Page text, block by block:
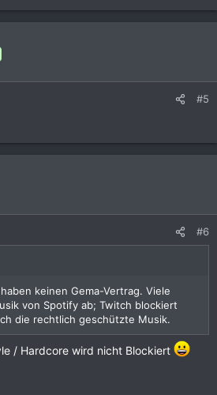
#5
#6
keinen Gema-Vertrag. Viele
von Spotify ab; Twitch blockiert
die rechtlich geschützte Musik.
/ Hardcore wird nicht Blockiert